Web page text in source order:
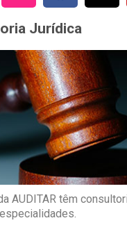
Jurídica
AUDITAR têm